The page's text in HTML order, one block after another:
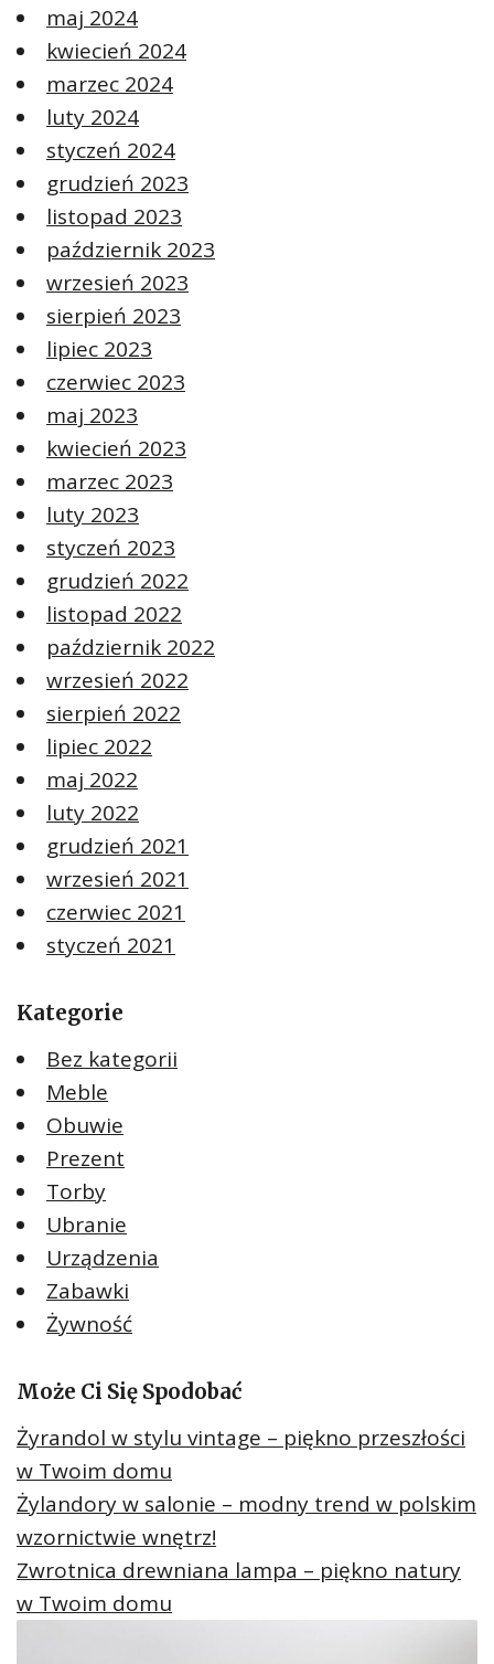
maj 2024
kwiecień 2024
marzec 2024
luty 2024
styczeń 2024
grudzień 2023
listopad 2023
październik 2023
wrzesień 2023
sierpień 2023
lipiec 2023
czerwiec 2023
maj 2023
kwiecień 2023
marzec 2023
luty 2023
styczeń 2023
grudzień 2022
listopad 2022
październik 2022
wrzesień 2022
sierpień 2022
lipiec 2022
maj 2022
luty 2022
grudzień 2021
wrzesień 2021
czerwiec 2021
styczeń 2021
Kategorie
Bez kategorii
Meble
Obuwie
Prezent
Torby
Ubranie
Urządzenia
Zabawki
Żywność
Może Ci Się Spodobać
Żyrandol w stylu vintage – piękno przeszłości
w Twoim domu
Żylandory w salonie – modny trend w polskim
wzornictwie wnętrz!
Zwrotnica drewniana lampa – piękno natury
w Twoim domu